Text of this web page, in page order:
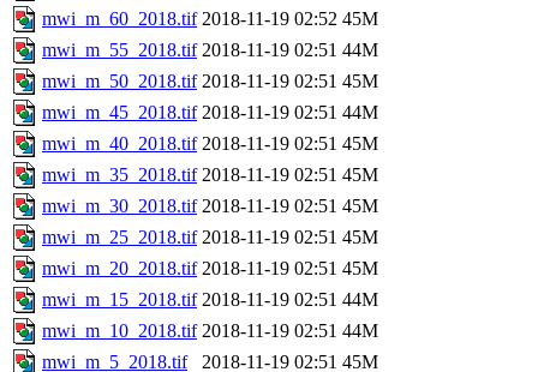
mwi_m_60_2018.tif 2018-11-19 02:52 45M
mwi_m_55_2018.tif 2018-11-19 02:51 44M
mwi_m_50_2018.tif 2018-11-19 02:51 45M
mwi_m_45_2018.tif 2018-11-19 02:51 44M
mwi_m_40_2018.tif 2018-11-19 02:51 45M
mwi_m_35_2018.tif 2018-11-19 02:51 45M
mwi_m_30_2018.tif 2018-11-19 02:51 45M
mwi_m_25_2018.tif 2018-11-19 02:51 45M
mwi_m_20_2018.tif 2018-11-19 02:51 45M
mwi_m_15_2018.tif 2018-11-19 02:51 44M
mwi_m_10_2018.tif 2018-11-19 02:51 44M
mwi_m_5_2018.tif
2018-11-19 02:51 45M